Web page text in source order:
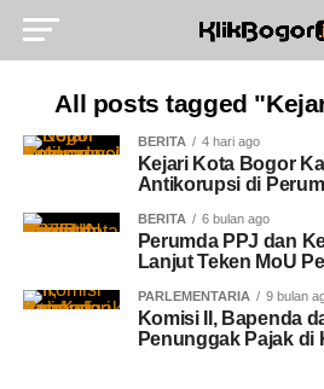
All posts tagged
BERITA 4 hari ago
Kejari Kota Bogor
Antikorupsi di
BERITA 6 bulan ago
Perumda PPJ dan
Lanjut Teken MoU
PARLEMENTARIA 9 bulan
Komisi II, Bapenda
Penunggak Pajak di